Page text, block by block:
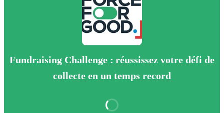
Fundraising Challenge : réussissez votre défi de
collecte en un temps record